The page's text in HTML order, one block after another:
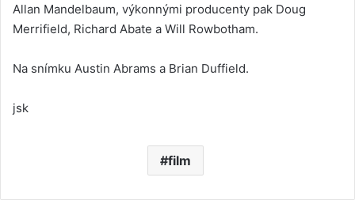
Allan Mandelbaum, výkonnými producenty pak Doug
Merrifield, Richard Abate a Will Rowbotham.
Na snímku Austin Abrams a Brian Duffield.
jsk
film